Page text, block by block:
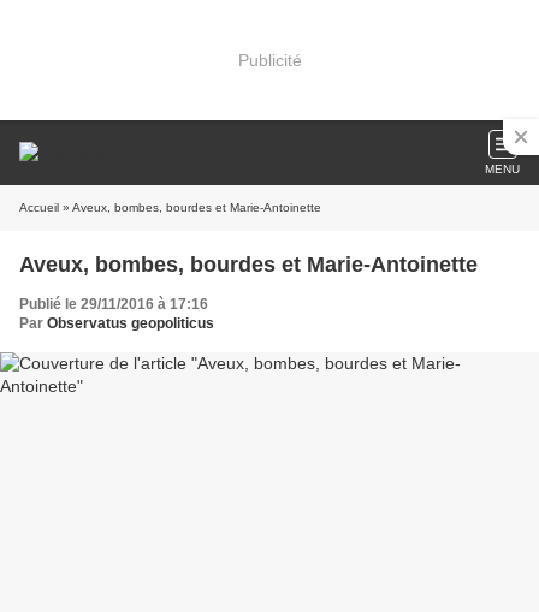
Publicité
MENU
Accueil » Aveux, bombes, bourdes et Marie-Antoinette
Aveux, bombes, bourdes et Marie-Antoinette
Publié le 29/11/2016 à 17:16
Par Observatus geopoliticus